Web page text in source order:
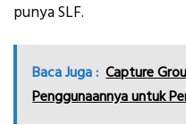
punya SLF.
Baca Juga : Capture
Penggunaannya untuk